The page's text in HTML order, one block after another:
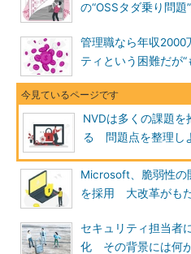
の“OSSタダ乗り問題
管理職なら年収
ティという困難だが“
NVDは多くの課題
る 問題点を整理し
Microsoft、脆弱性の
を採用 大改革がも
セキュリティ担当者
化 その背景には何